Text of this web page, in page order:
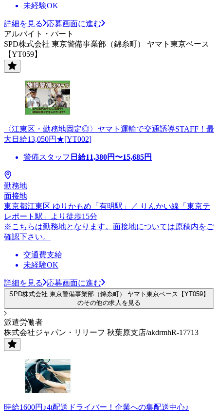
未経験OK
詳細を見る
応募画面に進む
アルバイト・パート
SPD株式会社 東京警備事業部（錦糸町） ヤマト東京ベース
【YT059】
〈江東区・勤務地固定◎〉ヤマト運輸で交通誘導STAFF！最
大日給13,050円★[YT002]
警備スタッフ 日給11,380円〜15,685円
勤務地
面接地
東京都江東区 ゆりかもめ「有明駅」／ りんかい線「東京テ
レポート駅」より徒歩15分
※こちらは勤務地となります。面接地については原稿内をご
確認下さい。
交通費支給
未経験OK
詳細を見る 応募画面に進む
SPD株式会社 東京警備事業部（錦糸町） ヤマト東京ベース【YT059】
のその他の求人を見る
派遣労働者
株式会社ジャパン・リリーフ 秋葉原支店/akdrmhR-17713
時給1600円♪4t配送ドライバー！企業への集配送中心♪